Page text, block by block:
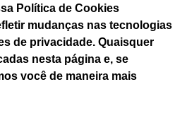
Política de Cookies
mudanças nas tecnologias
de privacidade. Quaisquer
nesta página e, se
você de maneira mais